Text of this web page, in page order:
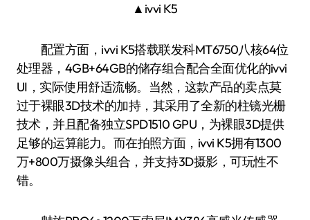
▲ivvi K5
配置方面，ivvi K5搭载联发科MT6750八核64位
处理器，4GB+64GB的储存组合配合全面优化的ivvi
UI，实际使用舒适流畅。当然，这款产品的卖点莫
过于裸眼3D技术的加持，其采用了全新的柱镜光栅
技术，并且配备独立SPD1510 GPU，为裸眼3D提供
足够的运算能力。而在拍照方面，ivvi K5拥有1300
万+800万摄像头组合，并支持3D摄影，可玩性不
错。